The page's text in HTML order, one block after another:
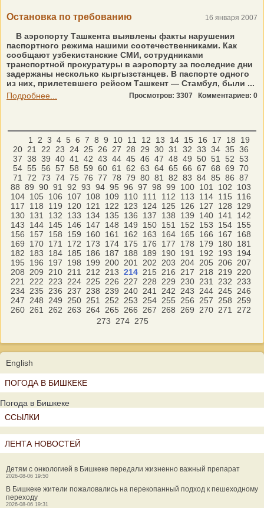
Остановка по требованию 16 января 2007
В аэропорту Ташкента выявлены факты нарушения
паспортного режима нашими соотечественниками. Как
сообщают узбекистанские СМИ, сотрудниками
транспортной прокуратуры в аэропорту за последние дни
задержаны несколько кыргызстанцев. В паспорте одного
из них, прилетевшего рейсом Ташкент — Стамбул, были ...
Подробнее...
Просмотров: 3307 Комментариев: 0
1 2 3 4 5 6 7 8 9 10 11 12 13 14 15 16 17 18
19
20 21 22 23 24 25 26 27 28 29 30 31 32 33 34 35 36
37 38 39 40 41 42 43 44 45 46 47 48 49 50 51 52 53
54 55 56 57 58 59 60 61 62 63 64 65 66 67 68 69 70
71
72 73 74 75 76 77 78 79 80 81 82 83 84 85 86 87
88 89 90 91 92 93 94 95 96 97 98 99 100 101 102
103
104 105 106 107 108 109 110 111 112 113 114 115
116
117
118 119 120 121 122 123 124 125 126 127 128
129
130 131 132 133 134 135 136 137 138 139 140 141
142
143
144 145 146 147 148 149 150 151 152 153 154 155
156
157 158 159 160 161 162 163 164 165 166 167
168
169
170 171 172 173 174 175 176 177 178 179 180 181
182
183 184 185 186 187 188 189 190 191 192 193
194
195
196 197 198 199 200 201 202 203 204 205 206
207
208
209 210 211 212 213 214 215 216 217 218 219
220
221
222 223 224 225 226 227 228 229 230 231 232
233
234 235 236 237 238 239 240 241 242 243 244 245
246
247
248 249 250 251 252 253 254 255 256 257 258
259
260 261 262 263 264 265 266 267 268 269 270 271
272
273
274 275
English
ПОГОДА В БИШКЕКЕ
Погода в Бишкеке
ССЫЛКИ
ЛЕНТА НОВОСТЕЙ
Детям с онкологией в Бишкеке передали жизненно важный препарат
2026-08-06 19:50
В Бишкеке жители пожаловались на перекопанный подход к пешеходному
переходу
2026-08-06 19:31